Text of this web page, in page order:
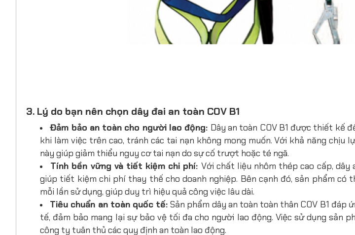
3. Lý do bạn nên chọn dây đai an toàn COV B1
Đảm bảo an toàn cho người lao động: Dây an toàn COV B1 được thiết kế
khi làm việc trên cao, tránh các tai nạn không mong muốn. Với khả năng chịu
này giúp giảm thiểu nguy cơ tai nạn do sự cố trượt hoặc té ngã.
Tính bền vững và tiết kiệm chi phí: Với chất liệu nhôm thép cao cấp, dây
giúp tiết kiệm chi phí thay thế cho doanh nghiệp. Bên cạnh đó, sản phẩm có
mỗi lần sử dụng, giúp duy trì hiệu quả công việc lâu dài.
Tiêu chuẩn an toàn quốc tế:Sản phẩm dây an toàn toàn thân COV B1 đáp
tế, đảm bảo mang lại sự bảo vệ tối đa cho người lao động. Việc sử dụng sản
công ty tuân thủ các quy định an toàn lao động.